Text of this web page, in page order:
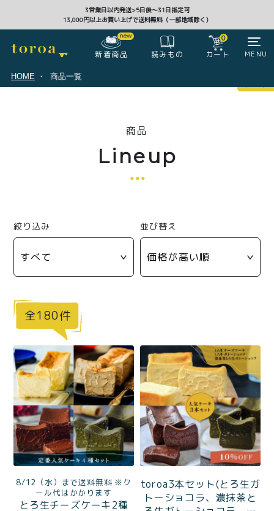
3営業日以内発送>5日後〜31日指定可
13,000円以上お買い上げで送料無料（一部地域除く）
新着商品 読みもの
0
カート MENU
商品一覧
セット
お中元
紅茶toroaTea
焼き菓子
メルマガ会員様限定
toroa夏のアウトレッ
トセール
とろ生チーズケーキ
濃抹茶とろ生ガトーシ
ョコラ
とろ生シュー
クッキー缶
紅茶toroaTeaギフト
お誕生日セット
手さげ袋
HOME 商品一覧
商品
Lineup
絞り込み 並び替え
180
8/12（水）まで送料無料 ※ク
ール代はかかります
とろ生チーズケーキ2種
toroa3本セット(とろ生ガ
トーショコラ、濃抹茶と